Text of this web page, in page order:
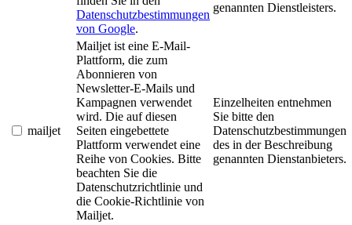
Datenschutzbestimmungen
von Google.
genannten Dienstleisters.
mailjet
Mailjet ist eine E-Mail-
Plattform, die zum
Abonnieren von
Newsletter-E-Mails und
Kampagnen verwendet
wird. Die auf diesen
Seiten eingebettete
Plattform verwendet eine
Reihe von Cookies. Bitte
beachten Sie die
Datenschutzrichtlinie und
die Cookie-Richtlinie von
Mailjet.
Einzelheiten entnehmen
Sie bitte den
Datenschutzbestimmungen
des in der Beschreibung
genannten Dienstanbieters.